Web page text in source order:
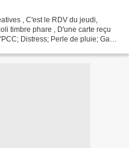
, C'est le RDV du jeudi,
timbre phare , D'une carte reçu
Distress; Perle de pluie; Gaze;